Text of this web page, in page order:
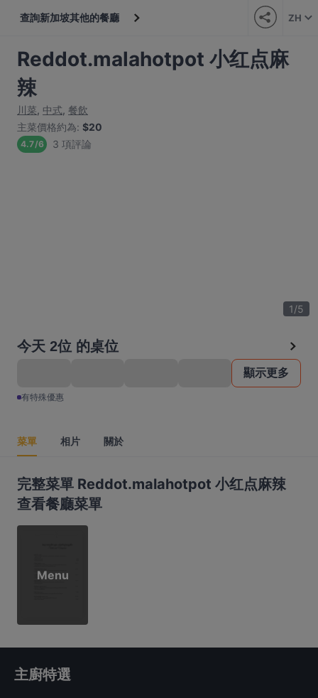
查詢新加坡其他的餐廳 ZH
Reddot.malahotpot 小红点麻
辣
川菜, 中式, 餐飲
主菜價格約為: $20
4.7/6 3 項評論
1/5
今天 2位 的桌位
顯示更多
有特殊優惠
菜單 相片 關於
完整菜單 Reddot.malahotpot 小红点麻辣
查看餐廳菜單
Menu
主廚特選